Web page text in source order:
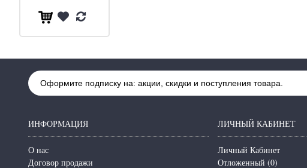
Оформите подписку на: акции, скидки и поступления товара.
ИНФОРМАЦИЯ
О нас
Договор продажи
ЛИЧНЫЙ КАБИНЕТ
Личный Кабинет
Отложенный (0)